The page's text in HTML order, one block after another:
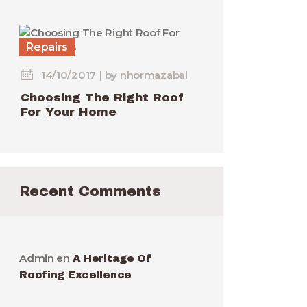
Repairs
14/10/2017 by nhormazabal
Choosing The Right Roof
For Your Home
Recent Comments
Admin en A Heritage Of
Roofing Excellence